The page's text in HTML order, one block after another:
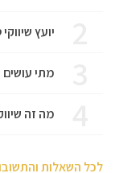
יועץ
מתי
מה זה
לכל השאלות